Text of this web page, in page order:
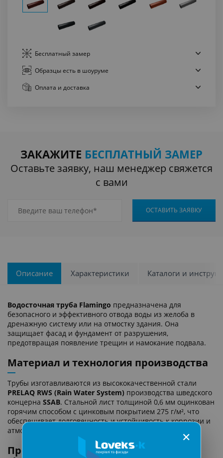
Бесплатный замер
Образцы есть в шоуруме
Оплата и доставка
ЗАКАЖИТЕ БЕСПЛАТНЫЙ ЗАМЕР
Оставьте заявку, наш менеджер свяжется
с вами
Описание Характеристики Каталоги и
Водосточная труба Flamingo предназначена для
безопасного и эффективного отвода воды из желоба в
дренажную систему или на отмостку здания. Она
защищает фасад и фундамент от разрушения,
предотвращая появление трещин и намокание подвала.
Материал и технология производства
Трубы изготавливаются из высококачественной стали
PRELAQ RWS (Rain Water System) производства шведского
концерна SSAB. Стальной лист толщиной 0,6 мм оцинкован
горячим способом с цинковым покрытием 275 г/м², что
обеспечивает долговечность и устойчивость к коррозии и
атмосферным воздействиям.
Преимущества водосточной трубы
✕